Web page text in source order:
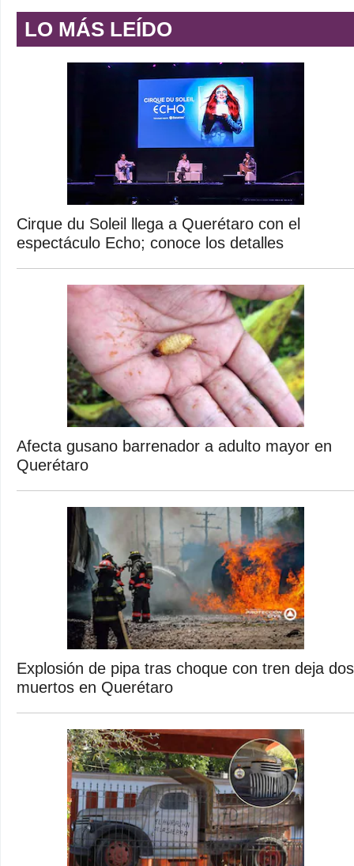
LO MÁS LEÍDO
Cirque du Soleil llega a Querétaro con el
espectáculo Echo; conoce los detalles
Afecta gusano barrenador a adulto mayor en
Querétaro
Explosión de pipa tras choque con tren deja dos
muertos en Querétaro